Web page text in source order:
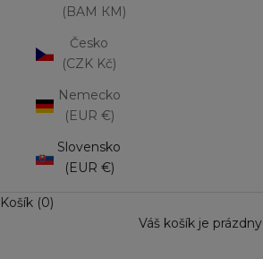
(BAM КМ)
Česko
(CZK Kč)
Nemecko
(EUR €)
Slovensko
(EUR €)
Košík (0)
Váš košík je prázdny